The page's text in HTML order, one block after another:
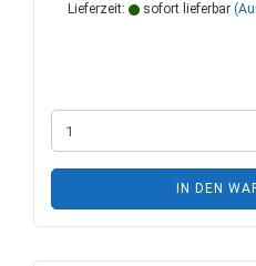
Lieferzeit: sofort lieferbar
IN DEN